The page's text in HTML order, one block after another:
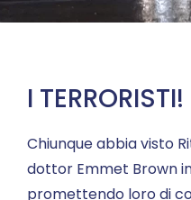
I
Chiunque abbia visto
dottor Emmet Brown
promettendo loro di